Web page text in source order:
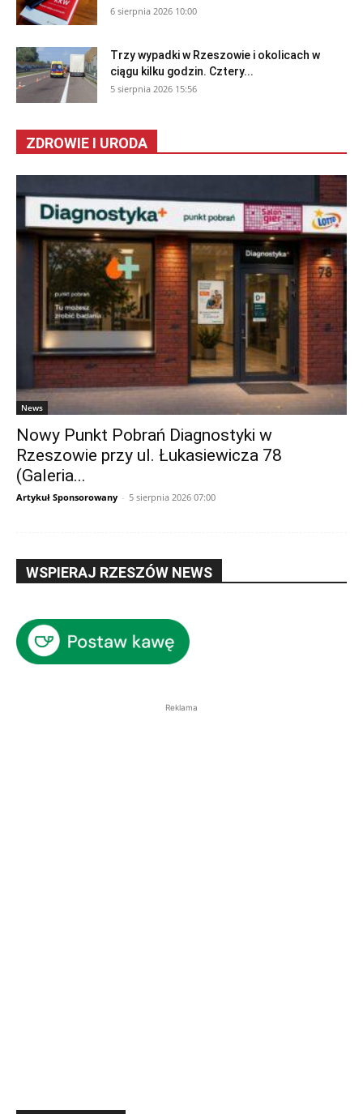
6 sierpnia 2026 10:00
Trzy wypadki w Rzeszowie i okolicach w
ciągu kilku godzin. Cztery...
5 sierpnia 2026 15:56
ZDROWIE I URODA
News
Nowy Punkt Pobrań Diagnostyki w
Rzeszowie przy ul. Łukasiewicza 78
(Galeria...
Artykuł Sponsorowany - 5 sierpnia 2026 07:00
WSPIERAJ RZESZÓW NEWS
Reklama